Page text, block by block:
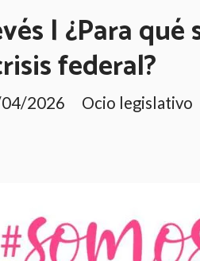
| ¿Para qué
federal?
2026 Ocio legislativo